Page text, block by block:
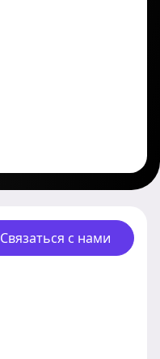
Связаться с нами